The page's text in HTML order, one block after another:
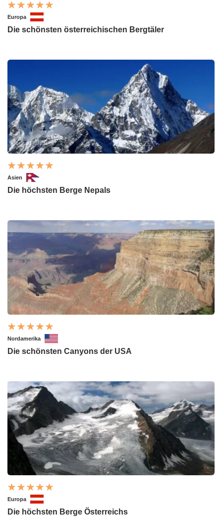
Europa
Die schönsten österreichischen Bergtäler
Asien
Die höchsten Berge Nepals
Nordamerika
Die schönsten Canyons der USA
Europa
Die höchsten Berge Österreichs